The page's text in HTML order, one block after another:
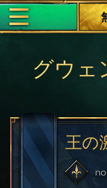
グウェ
王の